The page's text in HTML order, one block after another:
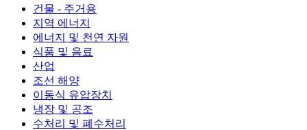
건물 - 주거용
지역 에너지
에너지 및 천연 자원
식품 및 음료
산업
조선 해양
이동식 유압장치
냉장 및 공조
수처리 및 폐수처리